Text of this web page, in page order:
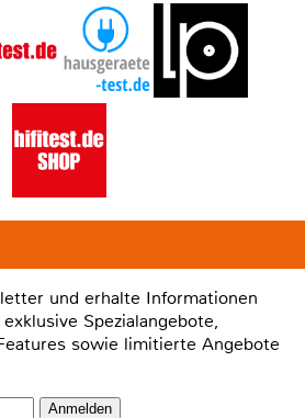
und erhalte Informationen
Spezialangebote,
sowie limitierte Angebote